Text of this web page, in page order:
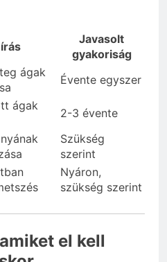
Javasolt
gyakoriság
ágak
Évente egyszer
ágak
2-3 évente
Szükség
szerint
Nyáron,
szükség szerint
el kell